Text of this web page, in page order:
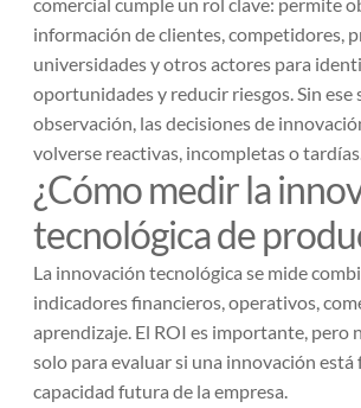
información de clientes, competidores,
universidades y otros actores para
oportunidades y reducir riesgos. Sin ese
observación, las decisiones de
volverse reactivas, incompletas o
¿Cómo medir la
tecnológica de
La innovación tecnológica se mide
indicadores financieros, operativos,
aprendizaje. El ROI es importante, pero
solo para evaluar si una innovación
capacidad futura de la empresa.